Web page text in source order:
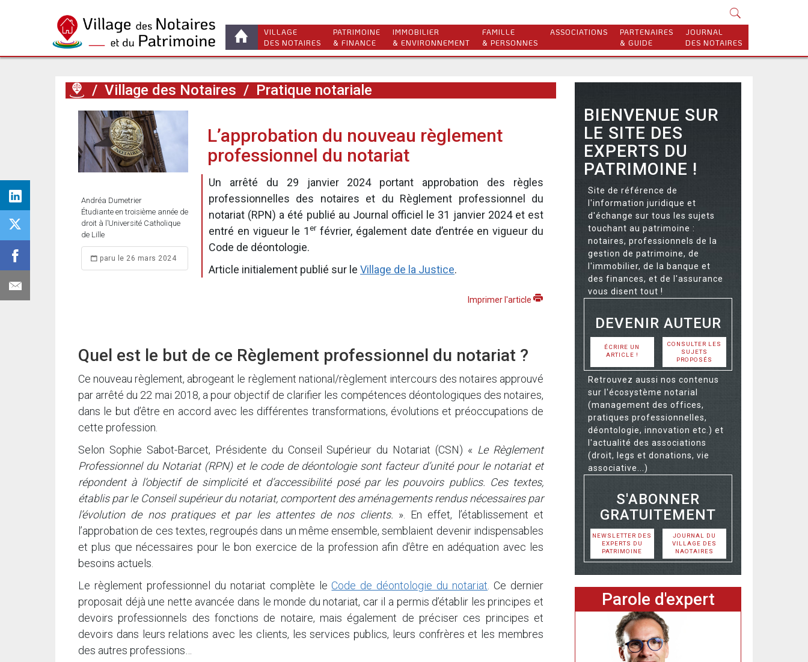
VILLAGE
DES NOTAIRES
PATRIMOINE
& FINANCE
IMMOBILIER
& ENVIRONNEMENT
FAMILLE
& PERSONNES
ASSOCIATIONS
PARTENAIRES
& GUIDE
JOURNAL
DES NOTAIRES
/ Village des Notaires / Pratique notariale
Andréa Dumetrier
Étudiante en troisième année de
droit à l’Université Catholique
de Lille
paru le 26 mars 2024
L’approbation du nouveau règlement
professionnel du notariat
Un arrêté du 29 janvier 2024 portant approbation des règles
professionnelles des notaires et du Règlement professionnel du
notariat (RPN) a été publié au Journal officiel le 31 janvier 2024 et est
entré en vigueur le 1erfévrier, également date d’entrée en vigueur du
Code de déontologie.
Article initialement publié sur le Village de la Justice.
Imprimer l'article
Quel est le but de ce Règlement professionnel du notariat ?
Ce nouveau règlement, abrogeant le règlement national/règlement intercours des notaires approuvé
par arrêté du 22 mai 2018, a pour objectif de clarifier les compétences déontologiques des notaires,
dans le but d’être en accord avec les différentes transformations, évolutions et préoccupations de
cette profession.
Selon Sophie Sabot-Barcet, Présidente du Conseil Supérieur du Notariat (CSN) « Le Règlement
Professionnel du Notariat (RPN) et le code de déontologie sont facteur d’unité pour le notariat et
répondent à l’objectif de simplicité et d’accessibilité posé par les pouvoirs publics. Ces textes,
établis par le Conseil supérieur du notariat, comportent des aménagements rendus nécessaires par
l’évolution de nos pratiques et par les attentes de nos clients. ». En effet, l’établissement et
l’approbation de ces textes, regroupés dans un même ensemble, semblaient devenir indispensables
et plus que nécessaires pour le bon exercice de la profession afin d’être en adéquation avec les
besoins actuels.
Le règlement professionnel du notariat complète le Code de déontologie du notariat. Ce dernier
proposait déjà une nette avancée dans le monde du notariat, car il a permis d’établir les principes et
devoirs professionnels des fonctions de notaire, mais également de préciser ces principes et
devoirs dans leurs relations avec les clients, les services publics, leurs confrères et les membres
des autres professions…
BIENVENUE SUR
LE SITE DES
EXPERTS DU
PATRIMOINE !
Site de référence de
l'information juridique et
d'échange sur tous les sujets
touchant au patrimoine :
notaires, professionnels de la
gestion de patrimoine, de
l'immobilier, de la banque et
des finances, et de l'assurance
vous disent tout !
DEVENIR AUTEUR
ÉCRIRE UN
ARTICLE !
CONSULTER LES
SUJETS
PROPOSÉS
Retrouvez aussi nos contenus
sur l'écosystème notarial
(management des offices,
pratiques professionnelles,
déontologie, innovation etc.) et
l'actualité des associations
(droit, legs et donations, vie
associative...)
S'ABONNER
GRATUITEMENT
NEWSLETTER DES
EXPERTS DU
PATRIMOINE
JOURNAL DU
VILLAGE DES
NAOTAIRES
Parole d'expert